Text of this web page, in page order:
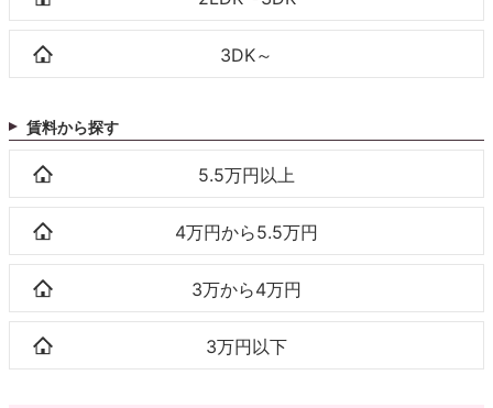
3DK～
賃料から探す
5.5万円以上
4万円から5.5万円
3万から4万円
3万円以下